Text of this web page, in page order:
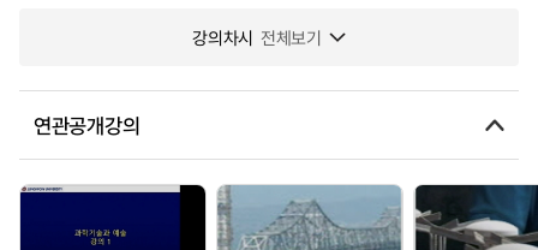
강의차시 전체보기
연관공개강의